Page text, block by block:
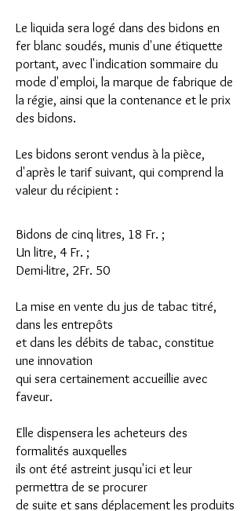
Le liquida sera logé dans des bidons en
fer blanc soudés, munis d'une étiquette
portant, avec l'indication sommaire du
mode d'emploi, la marque de fabrique de
la régie, ainsi que la contenance et le prix
des bidons.
Les bidons seront vendus à la pièce,
d'après le tarif suivant, qui comprend la
valeur du récipient :
Bidons de cinq litres, 18 Fr. ;
Un litre, 4 Fr. ;
Demi-litre, 2Fr. 50
La mise en vente du jus de tabac titré,
dans les entrepôts
et dans les débits de tabac, constitue
une innovation
qui sera certainement accueillie avec
faveur.
Elle dispensera les acheteurs des
formalités auxquelles
ils ont été astreint jusqu'ici et leur
permettra de se procurer
de suite et sans déplacement les produits